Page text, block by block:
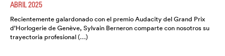
ABRIL 2025
Recientemente galardonado con el premio Audacity del Grand Prix
d’Horlogerie de Genève, Sylvain Berneron comparte con nosotros su
trayectoria profesional (…)